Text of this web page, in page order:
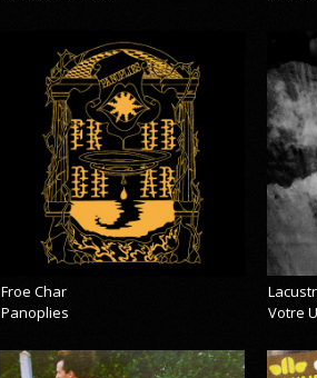
Froe Char
Panoplies
Votre